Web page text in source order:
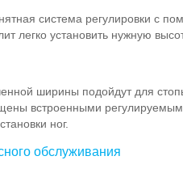
система регулировки с
легко установить нужную
ширины подойдут для
встроенными
ног.
обслуживания